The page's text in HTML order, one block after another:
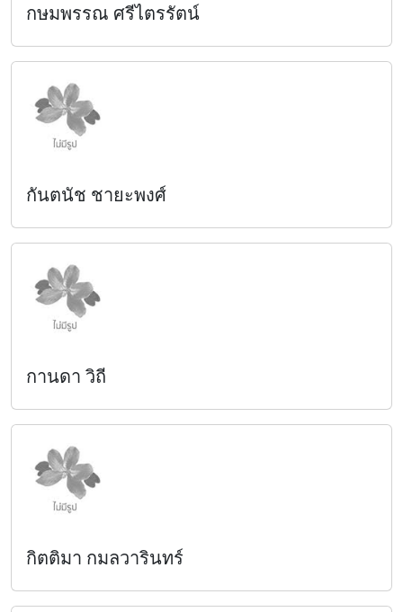
กษมพรรณ ศรีไตรรัตน์
กันตนัช ชายะพงศ์
กานดา วิถี
กิตติมา กมลวารินทร์